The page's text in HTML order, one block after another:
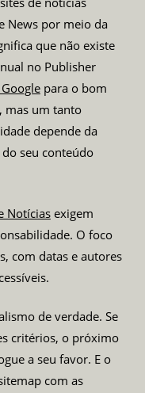
News por meio da
que não existe
no Publisher
para o bom
mas um tanto
depende da
seu conteúdo
Notíciasexigem
O foco
com datas e autores
de verdade. Se
critérios, o próximo
a seu favor. E o
com as